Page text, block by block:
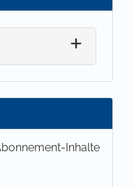
Inhalte